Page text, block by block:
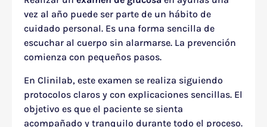
vez al año puede ser parte de un hábito de
cuidado personal. Es una forma sencilla de
escuchar al cuerpo sin alarmarse. La prevención
comienza con pequeños pasos.
En Clinilab, este examen se realiza siguiendo
protocolos claros y con explicaciones sencillas. El
objetivo es que el paciente se sienta
acompañado y tranquilo durante todo el proceso.